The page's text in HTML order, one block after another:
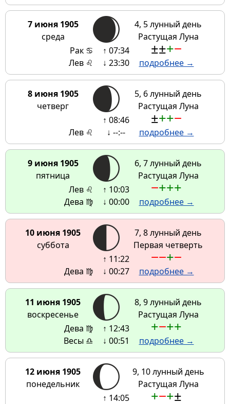
7 июня 1905
среда
4, 5 лунный день
Растущая Луна
Рак ♋
Лев ♌
↑ 07:34
↓ 23:30
±±+−
подробнее →
8 июня 1905
четверг
5, 6 лунный день
Растущая Луна
Лев ♌
↑ 08:46
↓ --:--
±++−
подробнее →
9 июня 1905
пятница
6, 7 лунный день
Растущая Луна
Лев ♌
Дева ♍
↑ 10:03
↓ 00:00
−+++
подробнее →
10 июня 1905
суббота
7, 8 лунный день
Первая четверть
Дева ♍
↑ 11:22
↓ 00:27
−−+−
подробнее →
11 июня 1905
воскресенье
8, 9 лунный день
Растущая Луна
Дева ♍
Весы ♎
↑ 12:43
↓ 00:51
+−++
подробнее →
12 июня 1905
понедельник
9, 10 лунный день
Растущая Луна
↑ 14:05
+−+±